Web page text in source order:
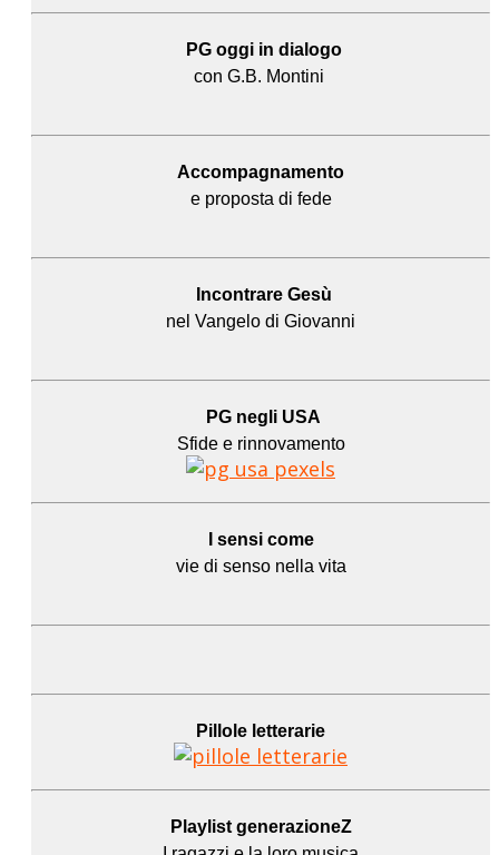
PG oggi in dialogo
con G.B. Montini
Accompagnamento
e proposta di fede
Incontrare Gesù
nel Vangelo di Giovanni
PG negli USA
Sfide e rinnovamento
I sensi come
vie di senso nella vita
Pillole letterarie
Playlist generazioneZ